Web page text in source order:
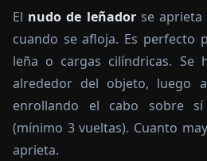
El nudo de leñadorse aprieta
cuando se afloja. Es perfecto
leña o cargas cilíndricas. Se
alrededor del objeto, luego
enrollando el cabo sobre
(mínimo 3 vueltas). Cuanto
aprieta.